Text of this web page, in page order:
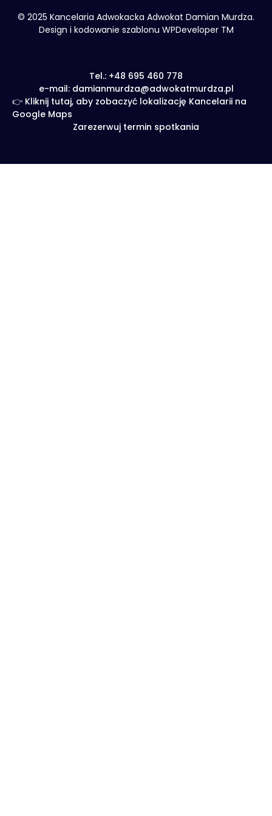
© 2025 Kancelaria Adwokacka Adwokat Damian Murdza.
Design i kodowanie szablonu WPDeveloper TM
Tel.: +48 695 460 778
e-mail: damianmurdza@adwokatmurdza.pl
👉 Kliknij tutaj, aby zobaczyć lokalizację Kancelarii na
Google Maps
Zarezerwuj termin spotkania